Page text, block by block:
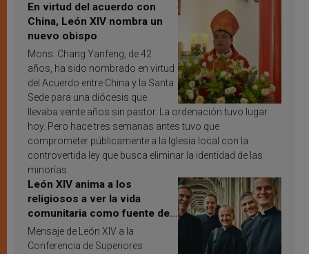
En virtud del acuerdo con
China, León XIV nombra un
nuevo obispo
Mons. Chang Yanfeng, de 42
años, ha sido nombrado en virtud
del Acuerdo entre China y la Santa
Sede para una diócesis que
llevaba veinte años sin pastor. La ordenación tuvo lugar
hoy. Pero hace tres semanas antes tuvo que
comprometer públicamente a la Iglesia local con la
controvertida ley que busca eliminar la identidad de las
minorías.
León XIV anima a los
religiosos a ver la vida
comunitaria como fuente de
inspiración y santificación
Mensaje de León XIV a la
Conferencia de Superiores